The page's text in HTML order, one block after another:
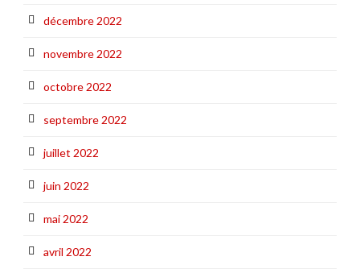
décembre 2022
novembre 2022
octobre 2022
septembre 2022
juillet 2022
juin 2022
mai 2022
avril 2022